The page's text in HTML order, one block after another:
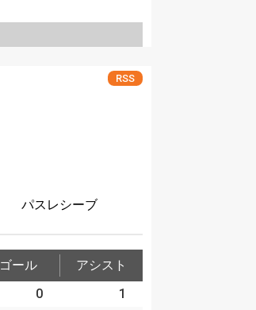
RSS
パスレシーブ
ゴール アシスト
0 1